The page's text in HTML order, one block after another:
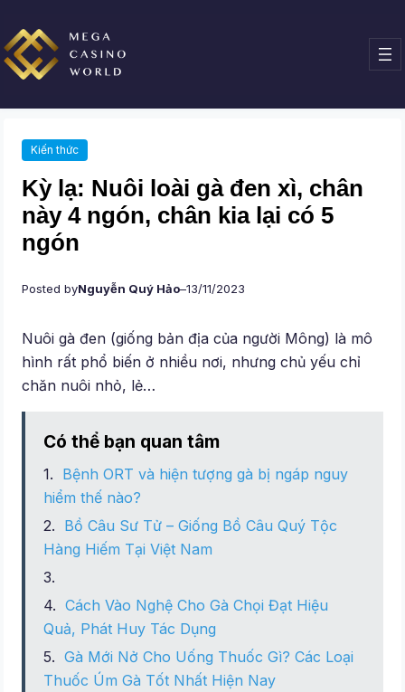
đến
phần
nội
dung
Kiến thức
Kỳ lạ: Nuôi loài gà đen xì, chân
này 4 ngón, chân kia lại có 5
ngón
Posted byNguyễn Quý Hảo–13/11/2023
Nuôi gà đen (giống bản địa của người Mông) là mô
hình rất phổ biến ở nhiều nơi, nhưng chủ yếu chỉ
chăn nuôi nhỏ, lẻ…
Có thể bạn quan tâm
Bệnh ORT và hiện tượng gà bị ngáp nguy
hiểm thế nào?
Bồ Câu Sư Tử – Giống Bồ Câu Quý Tộc
Hàng Hiếm Tại Việt Nam
Cách Vào Nghệ Cho Gà Chọi Đạt Hiệu
Quả, Phát Huy Tác Dụng
Gà Mới Nở Cho Uống Thuốc Gì? Các Loại
Thuốc Úm Gà Tốt Nhất Hiện Nay